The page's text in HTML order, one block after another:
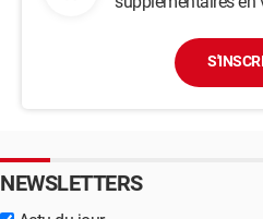
NEWSLETTERS